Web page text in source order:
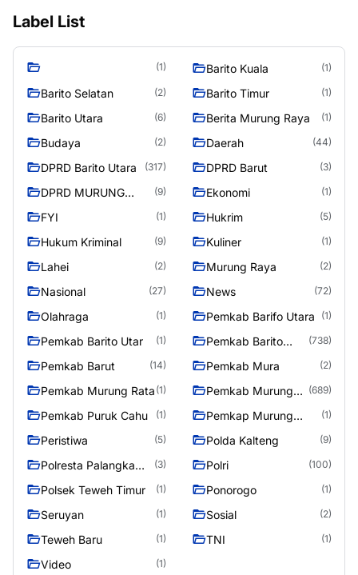
Label List
(1) Barito Kuala (1)
Barito Selatan (2) Barito Timur (1)
Barito Utara (6) Berita Murung Raya (1)
Budaya (2) Daerah (44)
DPRD Barito Utara (317) DPRD Barut (3)
DPRD MURUNG
(9) Ekonomi (1)
FYI (1) Hukrim (5)
Hukum Kriminal (9) Kuliner (1)
Lahei (2) Murung Raya (2)
Nasional (27) News (72)
Olahraga (1) Pemkab Barifo Utara (1)
Pemkab Barito Utar (1)
Pemkab Barito
(738)
Pemkab Barut (14) Pemkab Mura (2)
Pemkab Murung Rata (1)
Pemkab Murung
(689)
Pemkab Puruk Cahu (1)
Pemkap Murung
(1)
Peristiwa (5) Polda Kalteng (9)
Polresta Palangka
(3) Polri (100)
Polsek Teweh Timur (1) Ponorogo (1)
Seruyan (1) Sosial (2)
Teweh Baru (1) TNI (1)
Video (1)